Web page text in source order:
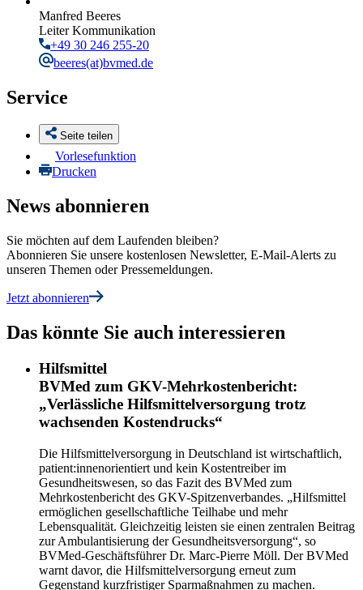
Manfred Beeres
Leiter Kommunikation
+49 30 246 255-20
beeres(at)bvmed.de
Service
Seite teilen
Vorlesefunktion
Drucken
News abonnieren
Sie möchten auf dem Laufenden bleiben?
Abonnieren Sie unsere kostenlosen Newsletter, E-Mail-Alerts zu
unseren Themen oder Pressemeldungen.
Jetzt abonnieren
Das könnte Sie auch interessieren
Hilfsmittel
BVMed zum GKV-Mehrkostenbericht:
„Verlässliche Hilfsmittelversorgung trotz
wachsenden Kostendrucks“
Die Hilfsmittelversorgung in Deutschland ist wirtschaftlich,
patient:innenorientiert und kein Kostentreiber im
Gesundheitswesen, so das Fazit des BVMed zum
Mehrkostenbericht des GKV-Spitzenverbandes. „Hilfsmittel
ermöglichen gesellschaftliche Teilhabe und mehr
Lebensqualität. Gleichzeitig leisten sie einen zentralen Beitrag
zur Ambulantisierung der Gesundheitsversorgung“, so
BVMed-Geschäftsführer Dr. Marc-Pierre Möll. Der BVMed
warnt davor, die Hilfsmittelversorgung erneut zum
Gegenstand kurzfristiger Sparmaßnahmen zu machen.